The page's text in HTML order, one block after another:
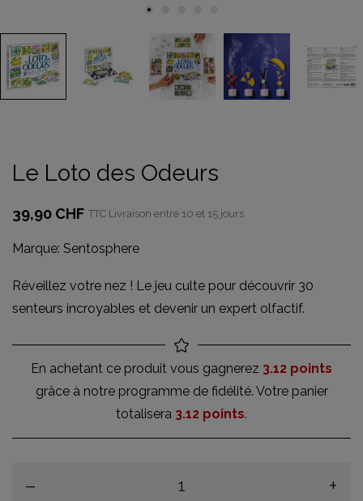
Le Loto des Odeurs
39,90 CHF TTC Livraison entre 10 et 15 jours
Marque: Sentosphere
Réveillez votre nez ! Le jeu culte pour découvrir 30
senteurs incroyables et devenir un expert olfactif.
En achetant ce produit vous gagnerez 3.12 points
grâce à notre programme de fidélité. Votre panier
totalisera 3.12 points.
– +